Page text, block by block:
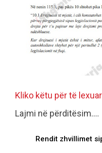
Kliko këtu për të
Lajmi në përditësim....
Rendit zhvillimet